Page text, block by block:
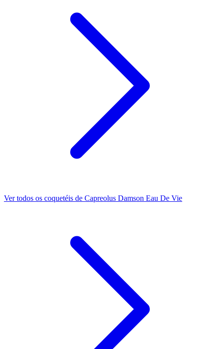
Ver todos os coquetéis de Capreolus Damson Eau De Vie